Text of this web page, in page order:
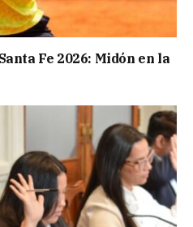
Fe 2026: Midón en la